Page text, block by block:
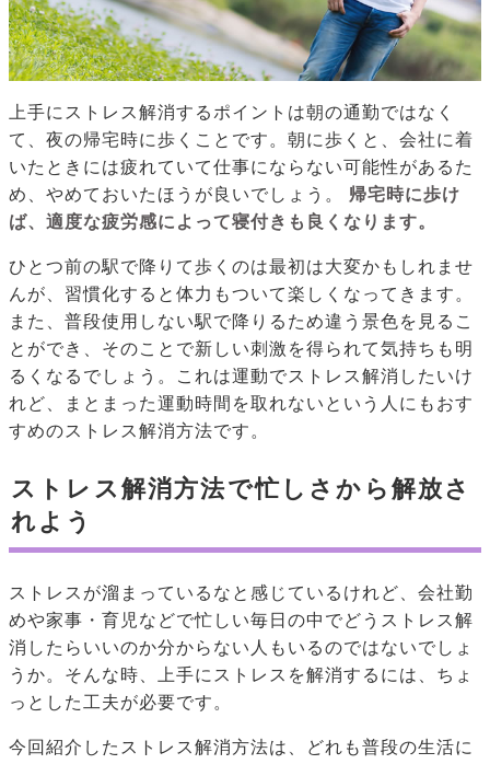
上手にストレス解消するポイントは朝の通勤ではなく
て、夜の帰宅時に歩くことです。朝に歩くと、会社に着
いたときには疲れていて仕事にならない可能性があるた
め、やめておいたほうが良いでしょう。
帰宅時に歩け
ば、適度な疲労感によって寝付きも良くなります。
ひとつ前の駅で降りて歩くのは最初は大変かもしれませ
んが、習慣化すると体力もついて楽しくなってきます。
また、普段使用しない駅で降りるため違う景色を見るこ
とができ、そのことで新しい刺激を得られて気持ちも明
るくなるでしょう。これは運動でストレス解消したいけ
れど、まとまった運動時間を取れないという人にもおす
すめのストレス解消方法です。
ストレス解消方法で忙しさから解放さ
れよう
ストレスが溜まっているなと感じているけれど、会社勤
めや家事・育児などで忙しい毎日の中でどうストレス解
消したらいいのか分からない人もいるのではないでしょ
うか。そんな時、上手にストレスを解消するには、ちょ
っとした工夫が必要です。
今回紹介したストレス解消方法は、どれも普段の生活に